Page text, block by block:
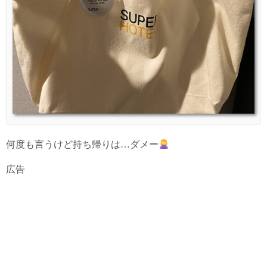
何度も言うけど持ち帰りは…ダメー
広告